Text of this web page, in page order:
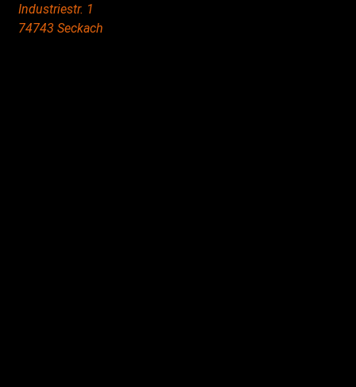
Industriestr. 1
74743 Seckach